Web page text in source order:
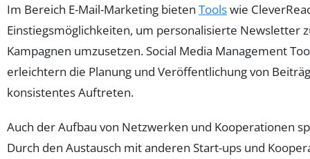
Im Bereich E-Mail-Marketing bieten Toolswie
Einstiegsmöglichkeiten, um personalisierte Newsletter
Kampagnen umzusetzen. Social Media Management
erleichtern die Planung und Veröffentlichung von
konsistentes Auftreten.
Auch der Aufbau von Netzwerken und Kooperationen
Durch den Austausch mit anderen Start-ups und